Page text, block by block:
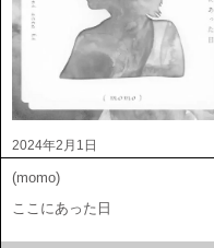
2024年2月1日
(momo)
ここにあった日